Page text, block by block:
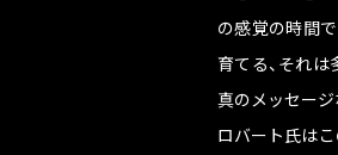
の感覚の時間
育てる、それ
真のメッセージ
ロバート氏は